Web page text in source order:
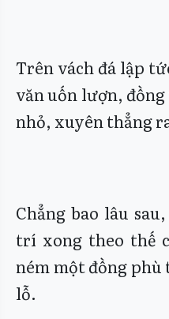
Trên vách đá lập
văn uốn lượn,
nhỏ, xuyên thẳng
Chẳng bao lâu
trí xong theo thế
ném một đồng phù
lỗ.